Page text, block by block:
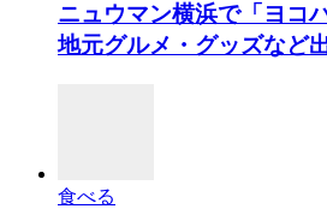
ニュウマン横浜で「ヨコ
地元グルメ・グッズなど
食べる